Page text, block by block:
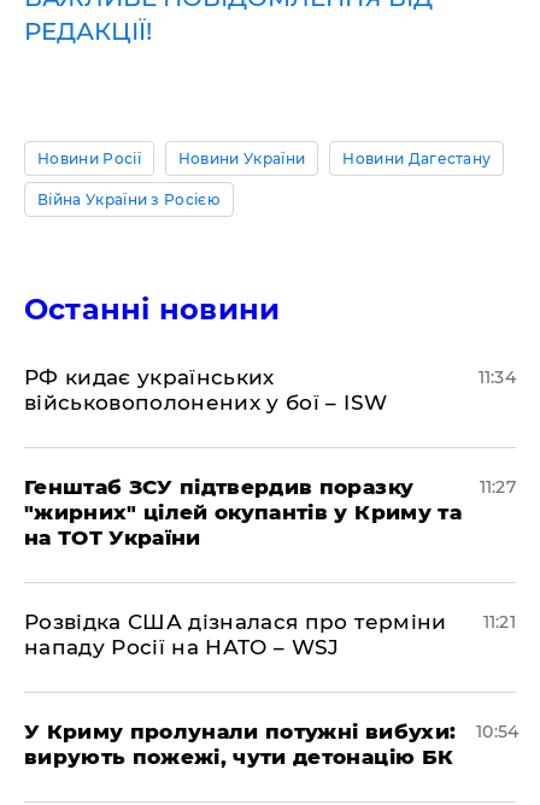
РЕДАКЦІЇ!
Новини Росії Новини України Новини Дагестану
Війна України з Росією
Останні новини
РФ кидає українських
військовополонених у бої – ISW
11:34
Генштаб ЗСУ підтвердив поразку
"жирних" цілей окупантів у Криму та
на ТОТ України
11:27
Розвідка США дізналася про терміни
нападу Росії на НАТО – WSJ
11:21
У Криму пролунали потужні вибухи:
вирують пожежі, чути детонацію БК
10:54